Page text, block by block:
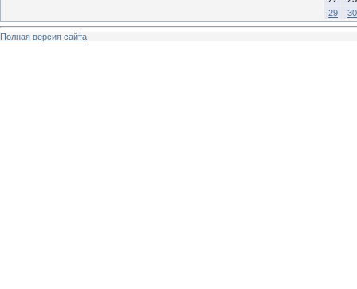
29
30
Полная версия сайта